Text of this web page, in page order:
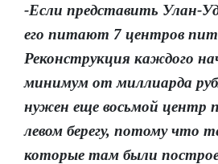
-Если представить Улан-
его питают 7 центров
Реконструкция каждого
минимум от миллиарда
нужен еще восьмой центр
левом берегу, потому что
которые там были